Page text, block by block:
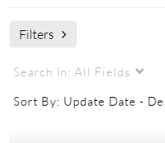
Filters
Search In: All Fields
Sort By: Update Date -